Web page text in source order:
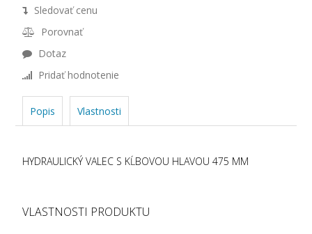
Sledovať cenu
Porovnať
Dotaz
Pridať hodnotenie
Popis Vlastnosti
HYDRAULICKÝ VALEC S KĹBOVOU HLAVOU 475 MM
VLASTNOSTI PRODUKTU